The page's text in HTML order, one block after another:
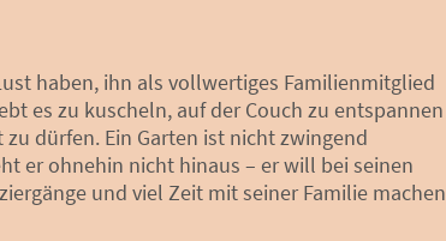
haben, ihn als vollwertiges Familienmitglied
es zu kuscheln, auf der Couch zu entspannen
dürfen. Ein Garten ist nicht zwingend
er ohnehin nicht hinaus – er will bei seinen
und viel Zeit mit seiner Familie machen